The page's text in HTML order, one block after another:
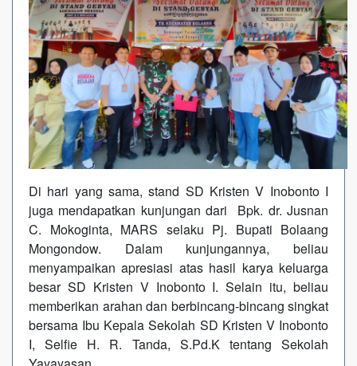
Di hari yang sama, stand SD Kristen V Inobonto I
juga mendapatkan kunjungan dari Bpk. dr. Jusnan
C. Mokoginta, MARS selaku Pj. Bupati Bolaang
Mongondow. Dalam kunjungannya, beliau
menyampaikan apresiasi atas hasil karya keluarga
besar SD Kristen V Inobonto I. Selain itu, beliau
memberikan arahan dan berbincang-bincang singkat
bersama Ibu Kepala Sekolah SD Kristen V Inobonto
I, Selfie H. R. Tanda, S.Pd.K tentang Sekolah